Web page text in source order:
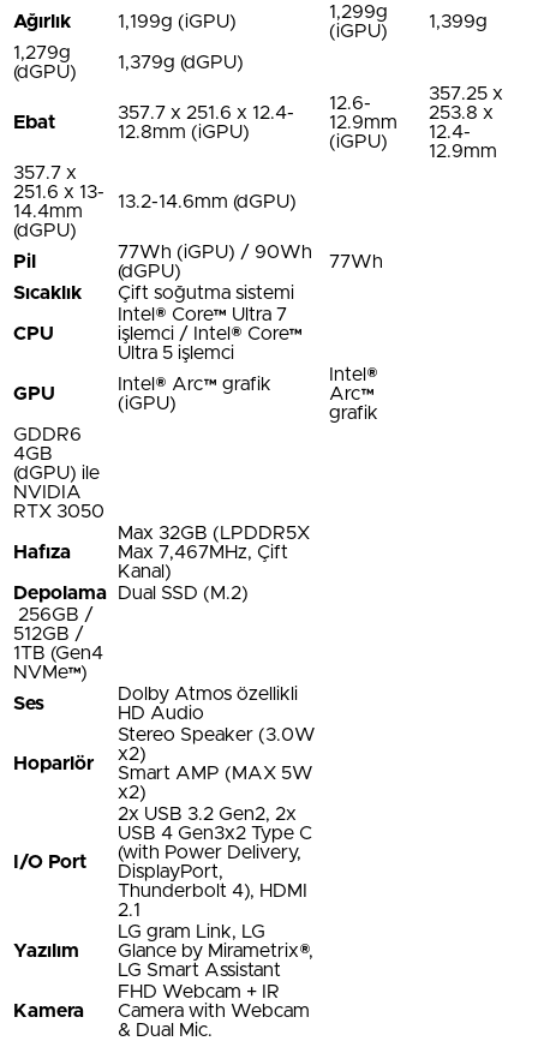
Ağırlık 1,199g (iGPU)
1,299g
(iGPU)
1,399g
1,279g
(dGPU)
1,379g (dGPU)
Ebat
357.7 x 251.6 x 12.4-
12.8mm (iGPU)
12.6-
12.9mm
(iGPU)
357.25 x
253.8 x
12.4-
12.9mm
357.7 x
251.6 x 13-
14.4mm
(dGPU)
13.2-14.6mm (dGPU)
Pil
77Wh (iGPU) / 90Wh
(dGPU)
77Wh
Sıcaklık
Çift soğutma sistemi
CPU
Intel® Core™ Ultra 7
işlemci / Intel® Core™
Ultra 5 işlemci
GPU
Intel® Arc™ grafik
(iGPU)
Intel®
Arc™
grafik
GDDR6
4GB
(dGPU) ile
NVIDIA
RTX 3050
Hafıza
Max 32GB (LPDDR5X
Max 7,467MHz, Çift
Kanal)
Depolama
Dual SSD (M.2)
256GB /
512GB /
1TB (Gen4
NVMe™)
Ses
Dolby Atmos özellikli
HD Audio
Hoparlör
Stereo Speaker (3.0W
x2)
Smart AMP (MAX 5W
x2)
I/O Port
2x USB 3.2 Gen2, 2x
USB 4 Gen3x2 Type C
(with Power Delivery,
DisplayPort,
Thunderbolt 4), HDMI
2.1
Yazılım
LG gram Link, LG
Glance by Mirametrix®,
LG Smart Assistant
Kamera
FHD Webcam + IR
Camera with Webcam
& Dual Mic.